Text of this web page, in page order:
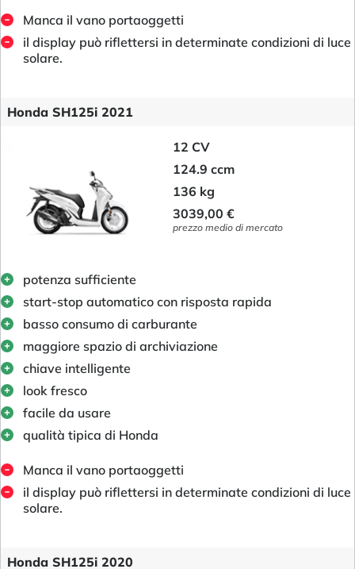
Manca il vano portaoggetti
il display può riflettersi in determinate condizioni di luce
solare.
Honda SH125i 2021
12 CV
124.9 ccm
136 kg
3039,00 €
prezzo medio di mercato
potenza sufficiente
start-stop automatico con risposta rapida
basso consumo di carburante
maggiore spazio di archiviazione
chiave intelligente
look fresco
facile da usare
qualità tipica di Honda
Manca il vano portaoggetti
il display può riflettersi in determinate condizioni di luce
solare.
Honda SH125i 2020